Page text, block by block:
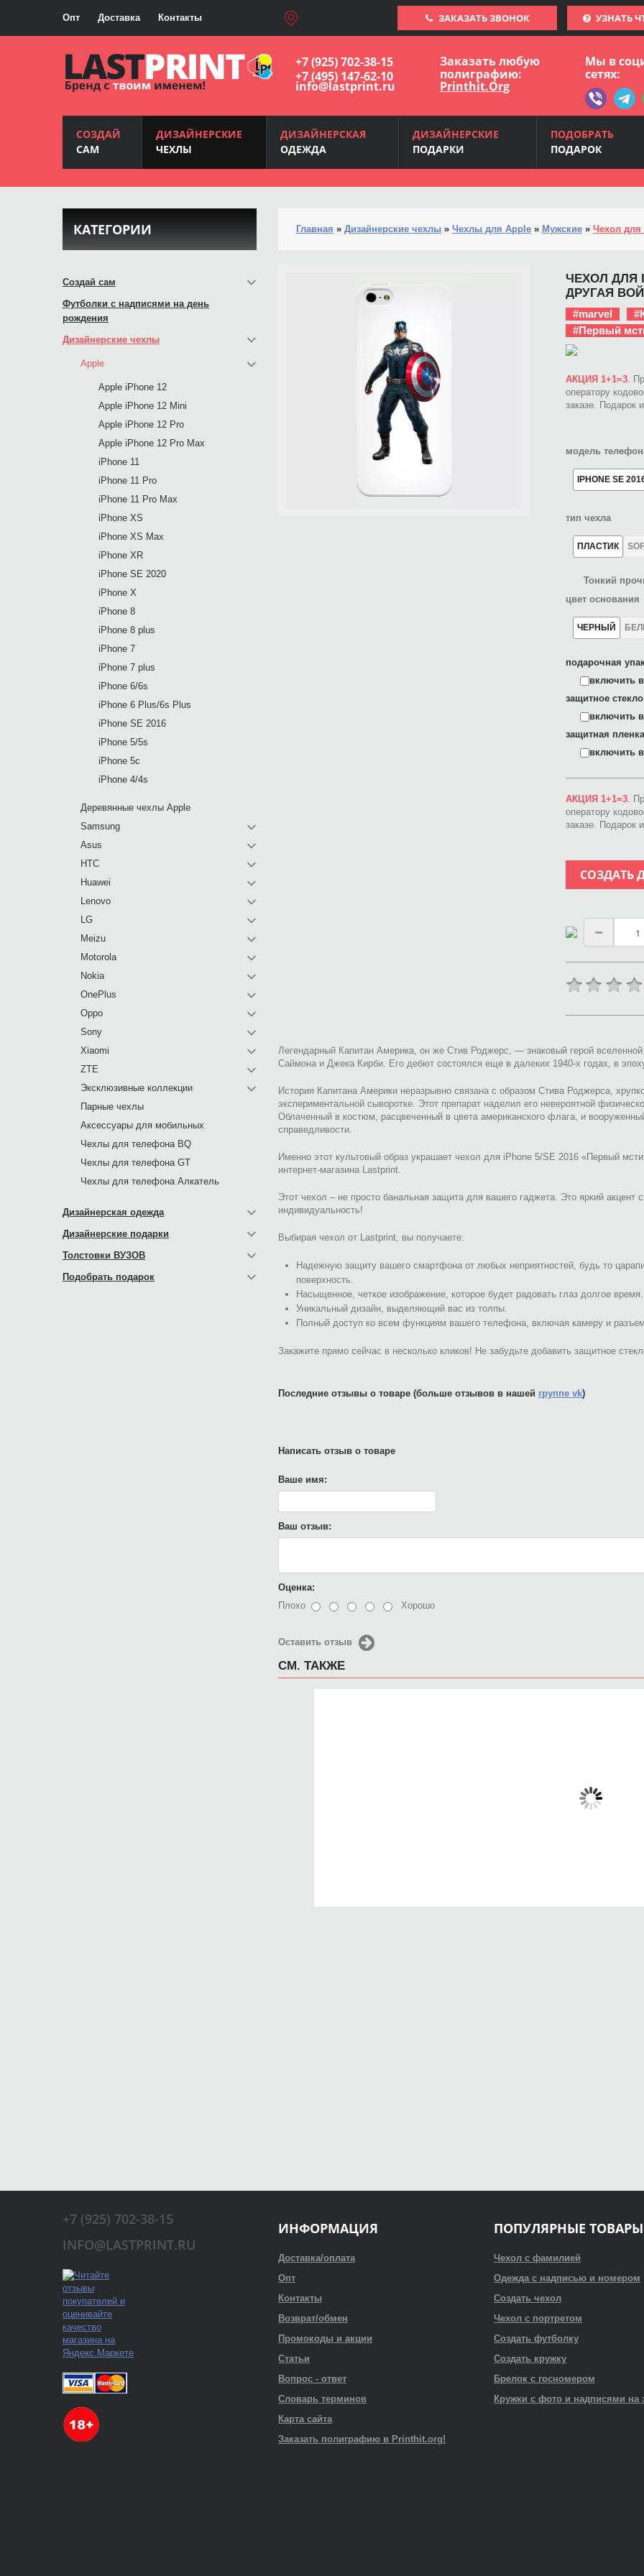
Опт Доставка Контакты ЗАКАЗАТЬ ЗВОНОК УЗНАТЬ
+7 (925) 702-38-15
+7 (495) 147-62-10
info@lastprint.ru
Заказать любую
полиграфию:
Printhit.Org
Мы в
сетях:
СОЗДАЙ
САМ
ДИЗАЙНЕРСКИЕ
ЧЕХЛЫ
ДИЗАЙНЕРСКАЯ
ОДЕЖДА
ДИЗАЙНЕРСКИЕ
ПОДАРКИ
ПОДОБРАТЬ
ПОДАРОК
Главная » Дизайнерские чехлы » Чехлы для Apple » Мужские » Чехол для
ЧЕХОЛ ДЛЯ
ДРУГАЯ
#marvel
#Первый
АКЦИЯ 1+1=3.
оператору
заказе. Подарок
модель
IPHONE SE
тип чехла
ПЛАСТИК
Тонкий
цвет основания
ЧЕРНЫЙ
подарочная
включить в
защитное
включить в
защитная
включить в
АКЦИЯ 1+1=3.
оператору
заказе. Подарок
СОЗДАТЬ
Легендарный Капитан Америка, он же Стив Роджерс, — знаковый герой
Саймона и Джека Кирби. Его дебют состоялся еще в далеких 1940-х годах, в
История Капитана Америки неразрывно связана с образом Стива Роджерса,
экспериментальной сыворотке. Этот препарат наделил его невероятной
Облаченный в костюм, расцвеченный в цвета американского флага, и
справедливости.
Именно этот культовый образ украшает чехол для iPhone 5/SE 2016 «Первый
интернет-магазина Lastprint.
Этот чехол – не просто банальная защита для вашего гаджета. Это яркий акцент
индивидуальность!
Выбирая чехол от Lastprint, вы получаете:
Надежную защиту вашего смартфона от любых неприятностей, будь то
поверхность.
Насыщенное, четкое изображение, которое будет радовать глаз долгое время.
Уникальный дизайн, выделяющий вас из толпы.
Полный доступ ко всем функциям вашего телефона, включая камеру и
Закажите прямо сейчас в несколько кликов! Не забудьте добавить защитное
Последние отзывы о товаре (больше отзывов в нашей группе vk)
Написать отзыв о товаре
Ваше имя:
Ваш отзыв:
Оценка:
Плохо
Хорошо
Оставить отзыв
СМ. ТАКЖЕ
КАТЕГОРИИ
Создай сам
Футболки с надписями на день
рождения
Дизайнерские чехлы
Apple
Apple iPhone 12
Apple iPhone 12 Mini
Apple iPhone 12 Pro
Apple iPhone 12 Pro Max
iPhone 11
iPhone 11 Pro
iPhone 11 Pro Max
iPhone XS
iPhone XS Max
iPhone XR
iPhone SE 2020
iPhone X
iPhone 8
iPhone 8 plus
iPhone 7
iPhone 7 plus
iPhone 6/6s
iPhone 6 Plus/6s Plus
iPhone SE 2016
iPhone 5/5s
iPhone 5c
iPhone 4/4s
Деревянные чехлы Apple
Samsung
Asus
HTC
Huawei
Lenovo
LG
Meizu
Motorola
Nokia
OnePlus
Oppo
Sony
Xiaomi
ZTE
Эксклюзивные коллекции
Парные чехлы
Аксессуары для мобильных
Чехлы для телефона BQ
Чехлы для телефона GT
Чехлы для телефона Алкатель
Дизайнерская одежда
Дизайнерские подарки
Толстовки ВУЗОВ
Подобрать подарок
+7 (925) 702-38-15
INFO@LASTPRINT.RU
ИНФОРМАЦИЯ
Доставка/оплата
Опт
Контакты
Возврат/обмен
Промокоды и акции
Статьи
Вопрос - ответ
Словарь терминов
Карта сайта
Заказать полиграфию в Printhit.org!
ПОПУЛЯРНЫЕ ТОВАРЫ
Чехол с фамилией
Одежда с надписью и номером
Создать чехол
Чехол с портретом
Создать футболку
Создать кружку
Брелок с госномером
Кружки с фото и надписями на